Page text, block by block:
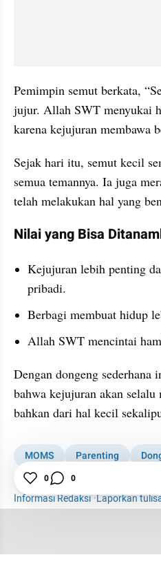
Pemimpin semut berkata,
jujur. Allah SWT menyukai
karena kejujuran membawa
Sejak hari itu, semut kecil
semua temannya. Ia juga
telah melakukan hal yang
Nilai yang Bisa
Kejujuran lebih penting
pribadi.
Berbagi membuat hidup
Allah SWT mencintai
Dengan dongeng sederhana
bahwa kejujuran akan selalu
bahkan dari hal kecil
MOMS Parenting
Dongeng Anak Islami
Informasi Redaksi·Laporkan
0 0